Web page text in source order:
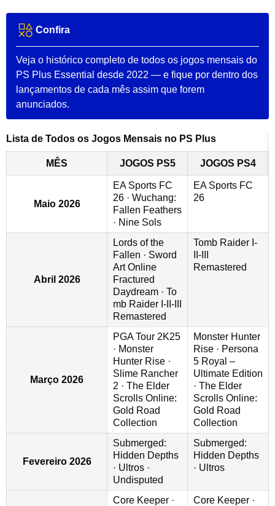
Confira
Veja o histórico completo de todos os jogos mensais do
PS Plus Essential desde 2022 — e fique por dentro dos
lançamentos de cada mês assim que forem
anunciados.
Lista de Todos os Jogos Mensais no PS Plus
MÊS JOGOS PS5 JOGOS PS4
Maio 2026
EA Sports FC
26 · Wuchang:
Fallen Feathers
· Nine Sols
EA Sports FC
26
Abril 2026
Lords of the
Fallen · Sword
Art Online
Fractured
Daydream · To
mb Raider I-II-III
Remastered
Tomb Raider I-
II-III
Remastered
Março 2026
PGA Tour 2K25
· Monster
Hunter Rise ·
Slime Rancher
2 · The Elder
Scrolls Online:
Gold Road
Collection
Monster Hunter
Rise · Persona
5 Royal –
Ultimate Edition
· The Elder
Scrolls Online:
Gold Road
Collection
Fevereiro 2026
Submerged:
Hidden Depths
· Ultros ·
Undisputed
Submerged:
Hidden Depths
· Ultros
Core Keeper ·
Core Keeper ·